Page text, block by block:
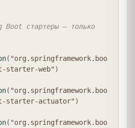
стартеры — только
( "org.springframework.boo
starter-web")
( "org.springframework.boo
starter-actuator")
( "org.springframework.boo